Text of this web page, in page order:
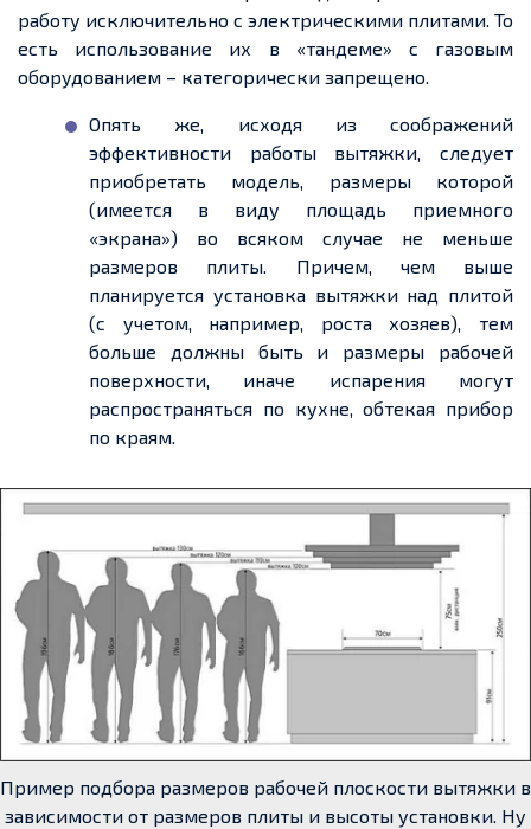
работу исключительно с электрическими плитами. То
есть использование их в «тандеме» с газовым
оборудованием – категорически запрещено.
Опять же, исходя из соображений
эффективности работы вытяжки, следует
приобретать модель, размеры которой
(имеется в виду площадь приемного
«экрана») во всяком случае не меньше
размеров плиты. Причем, чем выше
планируется установка вытяжки над плитой
(с учетом, например, роста хозяев), тем
больше должны быть и размеры рабочей
поверхности, иначе испарения могут
распространяться по кухне, обтекая прибор
по краям.
Пример подбора размеров рабочей плоскости вытяжки в
зависимости от размеров плиты и высоты установки. Ну